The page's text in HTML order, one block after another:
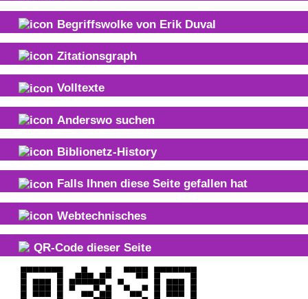
Begriffswolke von Erik Duval
Zitationsgraph
Volltexte
Anderswo suchen
Biblionetz-History
Falls Ihnen diese Seite gefallen hat
Webtechnisches
QR-Code dieser Seite